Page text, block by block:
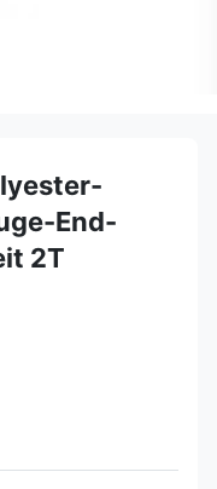
End-
2T